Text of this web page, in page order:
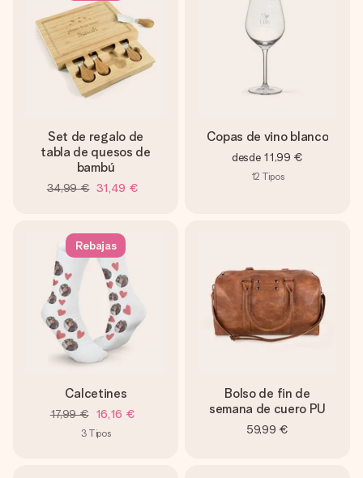
Set de regalo de
tabla de quesos de
bambú
34,99 € 31,49 €
Copas de vino blanco
desde 11,99 €
12 Tipos
Rebajas
Calcetines
17,99 € 16,16 €
3 Tipos
Bolso de fin de
semana de cuero PU
59,99 €